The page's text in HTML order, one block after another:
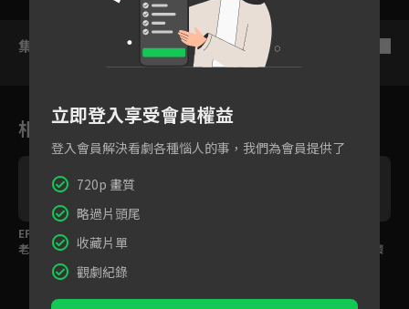
集數列表
相關花絮
EP8預告：找到鄭平君
老婆了？
班，嚇爛「千萬不能懷
立即登入享受會員權益
登入會員解決看劇各種惱人的事，我們為會員提供了
720p 畫質
略過片頭尾
收藏片單
觀劇紀錄